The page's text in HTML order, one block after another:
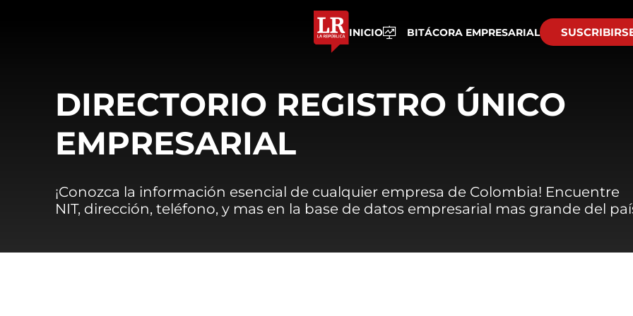
INICIO BITÁCORA EMPRESARIAL
DIRECTORIO REGISTRO ÚNICO
EMPRESARIAL
¡Conozca la información esencial de cualquier empresa de Colombia! Encuentre
NIT, dirección, teléfono, y mas en la base de datos empresarial mas grande del